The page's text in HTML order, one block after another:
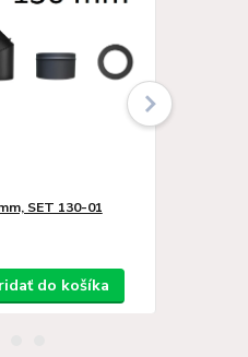
SET 130-01
do košíka